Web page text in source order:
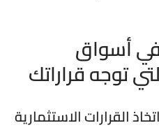
في أسواق
توجه قراراتك
القرارات الاستثمارية